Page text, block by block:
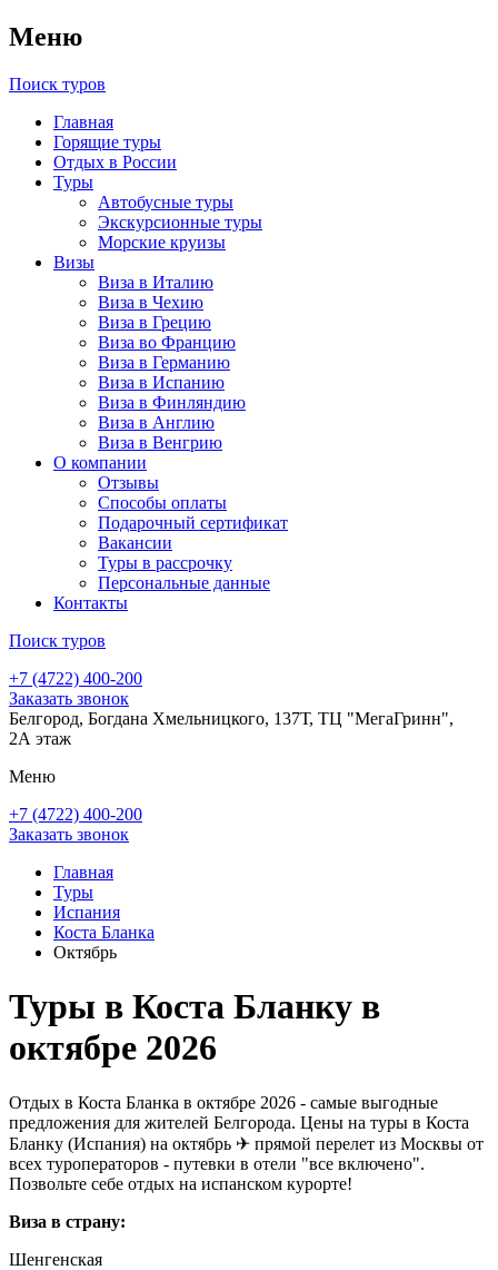
Меню
Поиск туров
Главная
Горящие туры
Отдых в России
Туры
Автобусные туры
Экскурсионные туры
Морские круизы
Визы
Виза в Италию
Виза в Чехию
Виза в Грецию
Виза во Францию
Виза в Германию
Виза в Испанию
Виза в Финляндию
Виза в Англию
Виза в Венгрию
О компании
Отзывы
Способы оплаты
Подарочный сертификат
Вакансии
Туры в рассрочку
Персональные данные
Контакты
Поиск туров
+7 (4722) 400-200
Заказать звонок
Белгород, Богдана Хмельницкого, 137Т, ТЦ "МегаГринн",
2А этаж
Меню
+7 (4722) 400-200
Заказать звонок
Главная
Туры
Испания
Коста Бланка
Октябрь
Туры в Коста Бланку в
октябре 2026
Отдых в Коста Бланка в октябре 2026 - самые выгодные
предложения для жителей Белгорода. Цены на туры в Коста
Бланку (Испания) на октябрь ✈ прямой перелет из Москвы от
всех туроператоров - путевки в отели "все включено".
Позвольте себе отдых на испанском курорте!
Виза в страну:
Шенгенская